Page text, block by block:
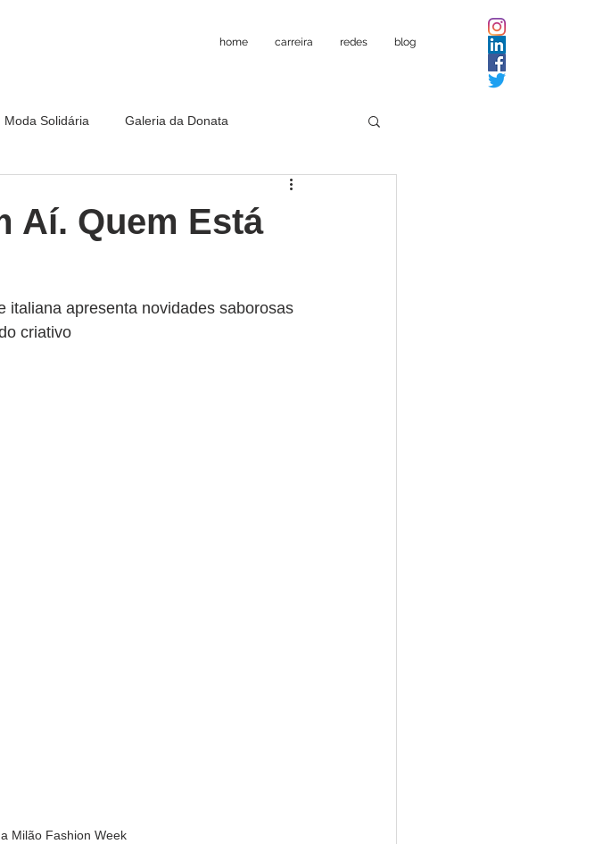
home carreira redes blog
Moda Solidária Galeria da Donata
Aí. Quem Está
italiana apresenta novidades saborosas
criativo
Milão Fashion Week